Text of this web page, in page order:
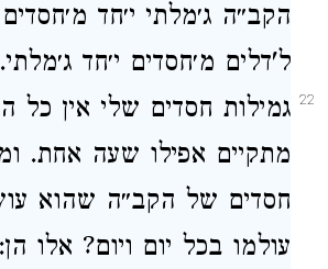
22
הקב״ה ג׳מלתי י׳חד
ל'דלים מ׳חסדים י׳חד
גמילות חסדים שלי אין כל
מתקיים אפילו שעה אחת.
חסדים של הקב״ה שהוא
עולמו בכל יום ויום? אלו